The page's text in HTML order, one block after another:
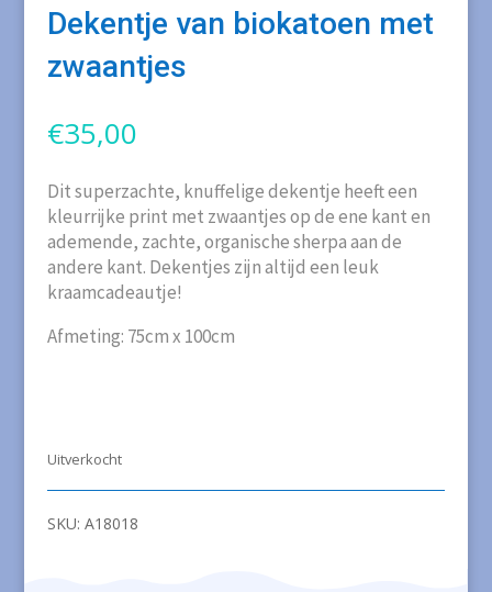
Dekentje van biokatoen met
zwaantjes
€35,00
Dit superzachte, knuffelige dekentje heeft een
kleurrijke print met zwaantjes op de ene kant en
ademende, zachte, organische sherpa aan de
andere kant. Dekentjes zijn altijd een leuk
kraamcadeautje!
Afmeting: 75cm x 100cm
Uitverkocht
SKU: A18018